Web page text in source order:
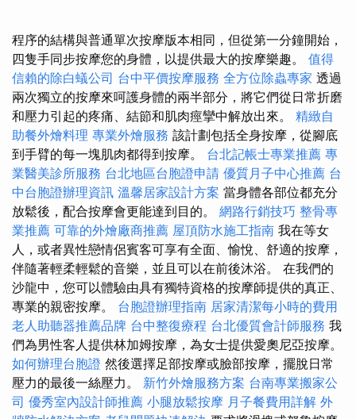
程序的結構與普通單次按摩版本相同，但從第一分鐘開始，
四隻手同步按摩您的身體，以提供最大的按摩樂趣。 值得
信賴的除白蟻公司 台中平價按摩服務 全方位除蟲專家 透過
兩次獨立的按摩來呵護身體的兩半部分，將它們從日常折磨
和壓力引起的疼痛、結節和肌肉痙攣中解放出來。 精緻自
助餐外燴料理 專業外燴服務 該計劃包括全身按摩，從腳底
到手臂的每一塊肌肉都得到按摩。 台北記帳士專業推薦 專
業醫美診所服務 台北地區台胞證申請 優質月子中心推薦 台
中台胞證辦理資訊 溫馨居家設計方案 當身體各部位都充分
放鬆後，配合按摩會更能達到目的。 網路行銷技巧 整骨專
業推薦 可靠的外燴廠商推薦 屋頂防水施工指南 我在等女
人，或者異性戀情侶賓客可享有全面、愉悅、舒適的按摩，
伴隨著輕柔輕鬆的音樂，並且可以在前後沐浴。 在我們的
沙龍中，您可以體驗由具有獨特資格的按摩師提供的真正、
專業的親密按摩。 台胞證辦理指南 居家清潔每小時的費用
老人助聽器推薦品牌 台中整復療程 台北優質會計師服務 我
們為男性客人提供林加姆按摩，為女士提供愛奧尼亞按摩。
如何辦理台胞證 然後選擇足部按摩或臉部按摩，擺脫日常
壓力的最後一絲壓力。 新竹外燴服務方案 台南專業搬家公
司 優秀室內設計師推薦 小腿放鬆按摩 月子餐費用詳解 外